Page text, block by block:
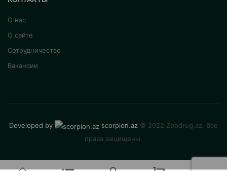
О нас
О сайте
Сотрудничество
Вакансии
Developed by scorpion.az © 2022 Zoodrug.az. Все
права защищены.